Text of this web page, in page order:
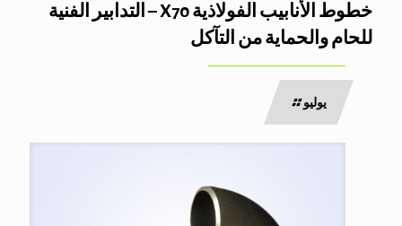
خطوط الأنابيب الفولاذية X70 – التدابير الفنية
للحام والحماية من التآكل
يوليو